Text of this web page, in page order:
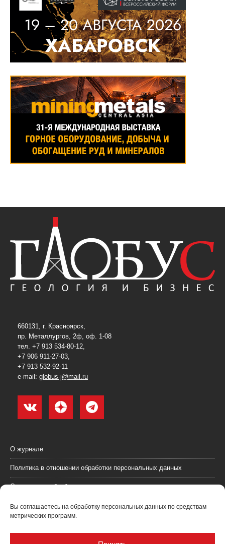
Вы соглашаетесь на обработку персональных данных по средствам
метрических программ.
660131, г. Красноярск,
пр. Металлургов, 2ф, оф. 1-08
тел. +7 913 534-80-12,
+7 906 911-27-03,
+7 913 532-92-11
e-mail: globus-j@mail.ru
О журнале
Политика в отношении обработки персональных данных
Согласие на обработку персональных данных
Пользовательское соглашение (оферта)